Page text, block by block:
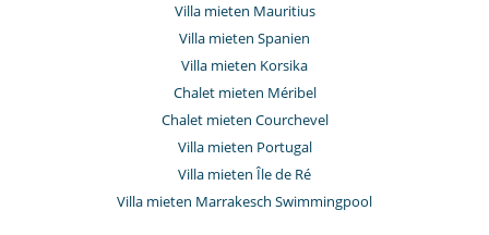
Villa mieten Mauritius
Villa mieten Spanien
Villa mieten Korsika
Chalet mieten Méribel
Chalet mieten Courchevel
Villa mieten Portugal
Villa mieten Île de Ré
Villa mieten Marrakesch Swimmingpool